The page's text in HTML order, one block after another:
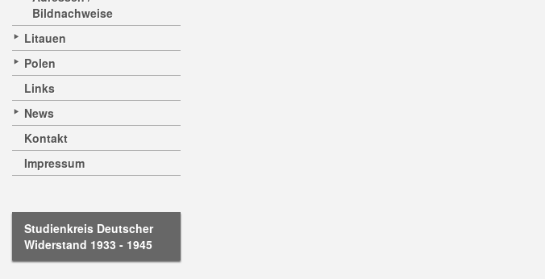
Bildnachweise
Litauen
Polen
Links
News
Kontakt
Impressum
Studienkreis Deutscher
Widerstand 1933 - 1945